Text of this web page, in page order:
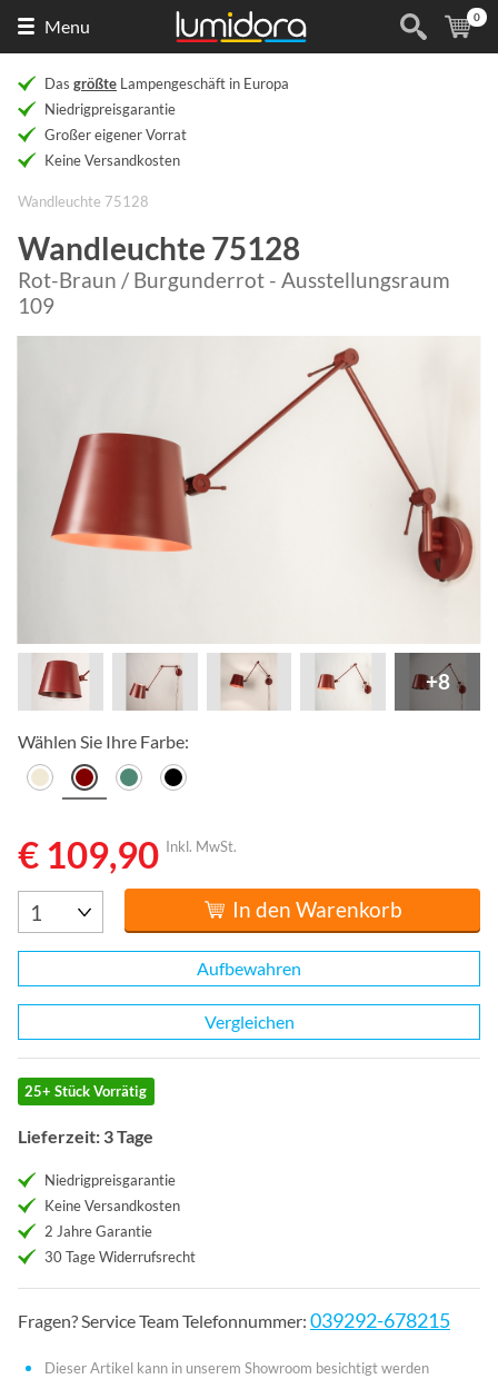
Menu (
0
Das größte Lampengeschäft in Europa
Niedrigpreisgarantie
Großer eigener Vorrat
Keine Versandkosten
Wandleuchte 75128
Wandleuchte 75128
Rot-Braun / Burgunderrot - Ausstellungsraum
109
+8
Wählen Sie Ihre Farbe:
€ 109,90 Inkl. MwSt.
In den Warenkorb
Aufbewahren
Vergleichen
25+ Stück Vorrätig
Lieferzeit: 3 Tage
Niedrigpreisgarantie
Keine Versandkosten
2 Jahre Garantie
30 Tage Widerrufsrecht
Fragen? Service Team Telefonnummer: 039292-678215
Dieser Artikel kann in unserem Showroom besichtigt werden